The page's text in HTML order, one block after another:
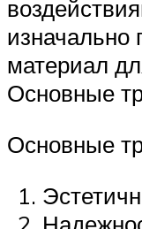
изначально
материал
Основные
Основные